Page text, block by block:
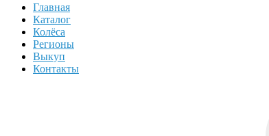
Главная
Каталог
Колёса
Регионы
Выкуп
Контакты